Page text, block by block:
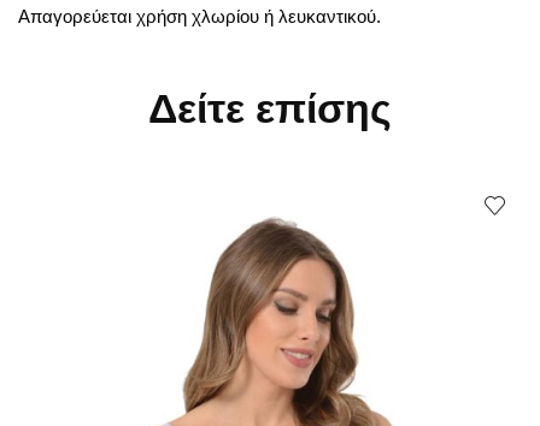
Απαγορεύεται χρήση χλωρίου ή λευκαντικού.
Δείτε επίσης